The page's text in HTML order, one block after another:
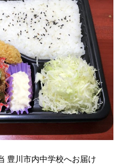
豊川市内中学校へお届け